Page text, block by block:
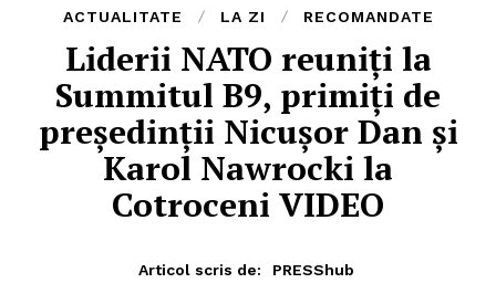
ACTUALITATE LA ZI RECOMANDATE
Liderii NATO reuniți la
Summitul B9, primiți de
președinții Nicușor Dan și
Karol Nawrocki la
Cotroceni VIDEO
Articol scris de:
PRESShub